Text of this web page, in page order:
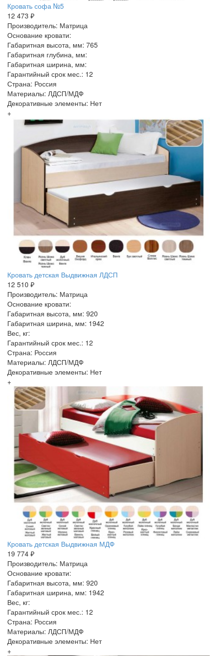
Кровать софа №5
12 473 ₽
Производитель: Матрица
Основание кровати:
Габаритная высота, мм: 765
Габаритная глубина, мм:
Габаритная ширина, мм:
Гарантийный срок мес.: 12
Страна: Россия
Материалы: ЛДСП/МДФ
Декоративные элементы: Нет
+
Кровать детская Выдвижная ЛДСП
12 510 ₽
Производитель: Матрица
Основание кровати:
Габаритная высота, мм: 920
Габаритная ширина, мм: 1942
Вес, кг:
Гарантийный срок мес.: 12
Страна: Россия
Материалы: ЛДСП/МДФ
Декоративные элементы: Нет
+
Кровать детская Выдвижная МДФ
19 774 ₽
Производитель: Матрица
Основание кровати:
Габаритная высота, мм: 920
Габаритная ширина, мм: 1942
Вес, кг:
Гарантийный срок мес.: 12
Страна: Россия
Материалы: ЛДСП/МДФ
Декоративные элементы: Нет
+